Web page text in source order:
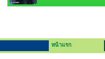
หน้าแรก